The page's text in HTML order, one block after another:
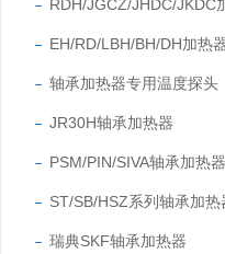
EH/RD/LBH/BH/DH加热
JR30H轴承加热器
PSM/PIN/SIVA轴承加热器
ST/SB/HSZ系列轴承加热
瑞典SKF轴承加热器